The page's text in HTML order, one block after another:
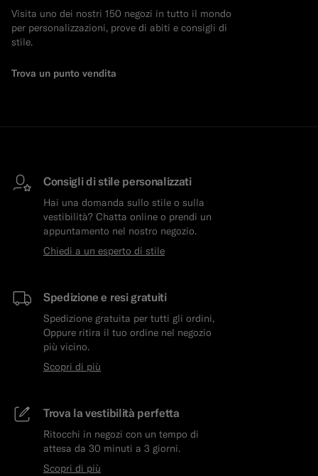
Visita uno dei nostri 150 negozi in tutto il mondo
per personalizzazioni, prove di abiti e consigli di
stile.
Trova un punto vendita
Consigli di stile personalizzati
Hai una domanda sullo stile o sulla
vestibilità? Chatta online o prendi un
appuntamento nel nostro negozio.
Chiedi a un esperto di stile
Spedizione e resi gratuiti
Spedizione gratuita per tutti gli ordini,
Oppure ritira il tuo ordine nel negozio
più vicino.
Scopri di più
Trova la vestibilità perfetta
Ritocchi in negozi con un tempo di
attesa da 30 minuti a 3 giorni.
Scopri di più